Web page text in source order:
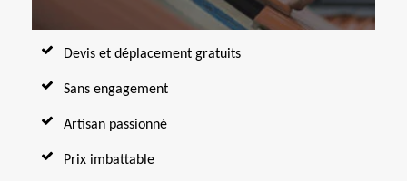
Devis et déplacement gratuits
Sans engagement
Artisan passionné
Prix imbattable